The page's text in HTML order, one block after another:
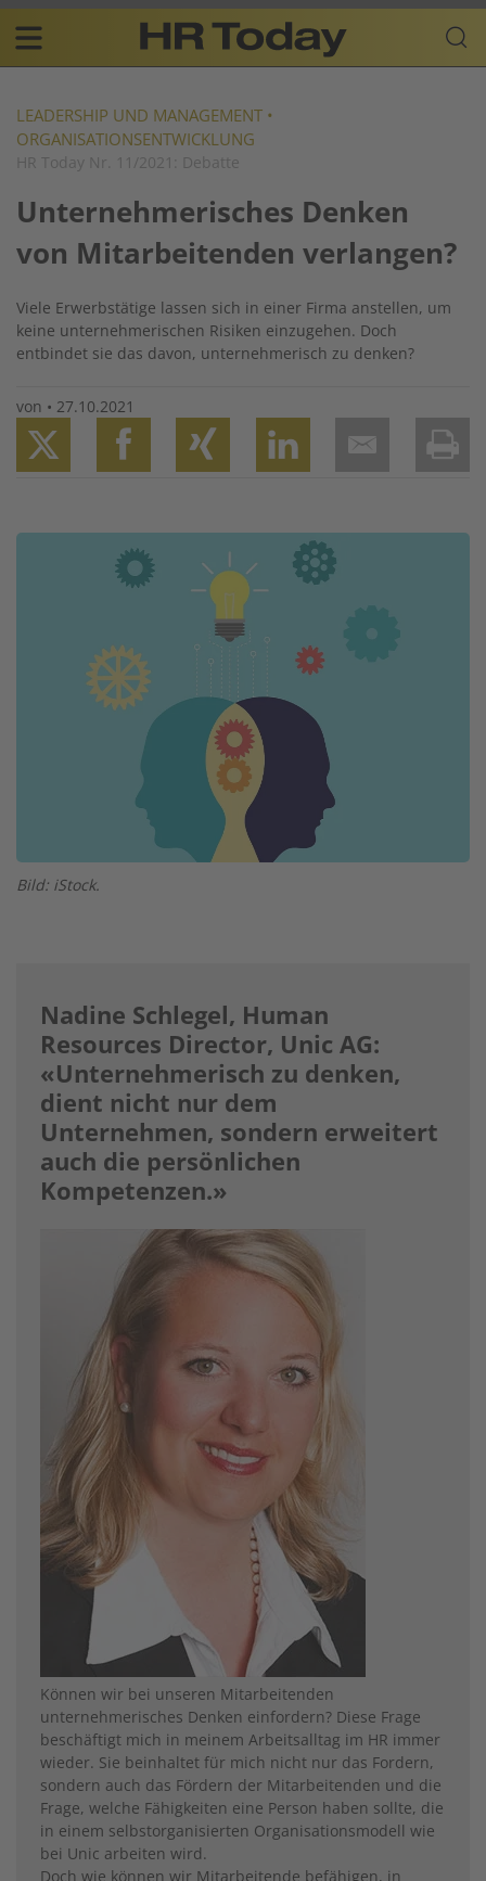
Skip
content
Plattform
für
Resources
navigation
DE
LEADERSHIP UND MANAGEMENT •
ORGANISATIONSENTWICKLUNG
HR Today Nr. 11/2021: Debatte
Unternehmerisches Denken
von Mitarbeitenden verlangen?
Viele Erwerbstätige lassen sich in einer Firma anstellen, um
keine unternehmerischen Risiken einzugehen. Doch
entbindet sie das davon, unternehmerisch zu denken?
von • 27.10.2021
Bild: iStock.
Nadine Schlegel, Human
Resources Director, Unic AG:
«Unternehmerisch zu denken,
dient nicht nur dem
Unternehmen, sondern erweitert
auch die persönlichen
Kompetenzen.»
Können wir bei unseren Mitarbeitenden
unternehmerisches ­Denken einfordern? Diese Frage
beschäftigt mich in meinem Arbeitsalltag im HR immer
wieder. Sie beinhaltet für mich nicht nur das Fordern,
sondern auch das Fördern der Mitarbeitenden und die
Frage, welche Fähigkeiten eine Person haben sollte, die
in einem selbstorganisierten Organisationsmodell wie
bei Unic arbeiten wird.
Doch wie können wir Mitarbeitende befähigen, in